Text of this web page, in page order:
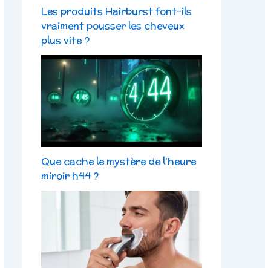
Les produits Hairburst font-ils
vraiment pousser les cheveux
plus vite ?
Que cache le mystère de l’heure
miroir h44 ?